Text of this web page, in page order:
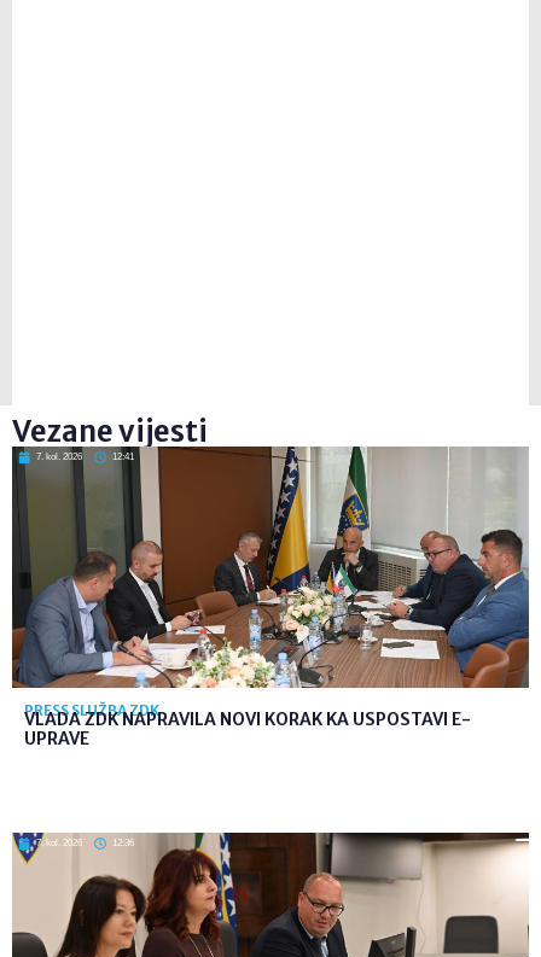
Vezane vijesti
7. kol. 2026 12:41
PRESS SLUŽBA ZDK
VLADA ZDK NAPRAVILA NOVI KORAK KA USPOSTAVI E-
UPRAVE
7. kol. 2026 12:36